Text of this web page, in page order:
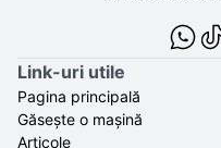
Link-uri utile
Pagina principală
Găsește o mașină
Articole